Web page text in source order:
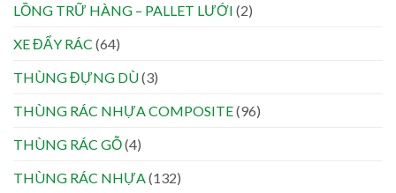
LỒNG TRỮ HÀNG – PALLET LƯỚI (2)
XE ĐẨY RÁC (64)
THÙNG ĐỰNG DÙ(3)
THÙNG RÁC NHỰA COMPOSITE(96)
THÙNG RÁC GỖ(4)
THÙNG RÁC NHỰA (132)